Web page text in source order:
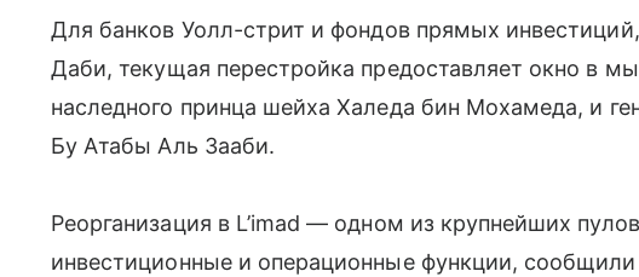
Для банков Уолл-стрит и фондов прямых
Даби, текущая перестройка предоставляет окно в
наследного принца шейха Халеда бин Мохамеда, и
Бу Атабы Аль Зааби.
Реорганизация в L’imad — одном из крупнейших
инвестиционные и операционные функции,